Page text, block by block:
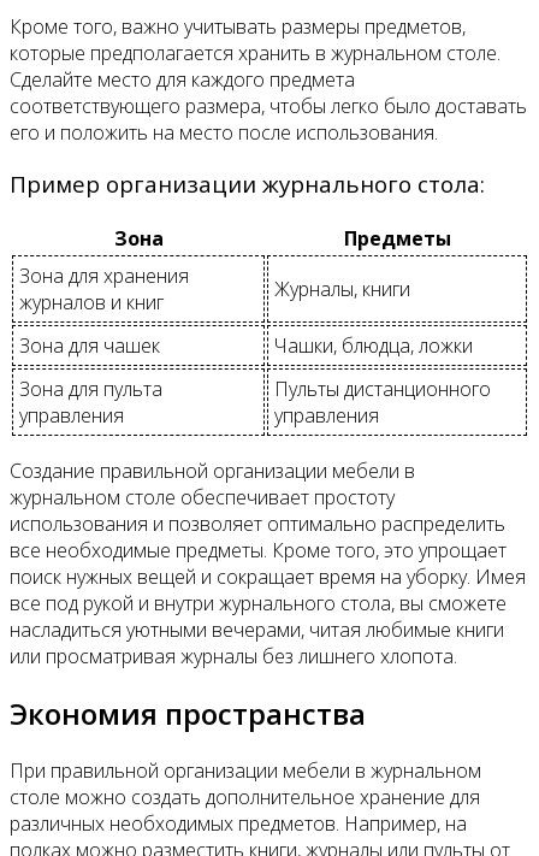
Кроме того, важно учитывать размеры предметов,
которые предполагается хранить в журнальном столе.
Сделайте место для каждого предмета
соответствующего размера, чтобы легко было доставать
его и положить на место после использования.
Пример организации журнального стола:
Зона
Предметы
Зона для хранения
журналов и книг
Журналы, книги
Зона для чашек
Чашки, блюдца, ложки
Зона для пульта
управления
Пульты дистанционного
управления
Создание правильной организации мебели в
журнальном столе обеспечивает простоту
использования и позволяет оптимально распределить
все необходимые предметы. Кроме того, это упрощает
поиск нужных вещей и сокращает время на уборку. Имея
все под рукой и внутри журнального стола, вы сможете
насладиться уютными вечерами, читая любимые книги
или просматривая журналы без лишнего хлопота.
Экономия пространства
При правильной организации мебели в журнальном
столе можно создать дополнительное хранение для
различных необходимых предметов. Например, на
полках можно разместить книги, журналы или пульты от